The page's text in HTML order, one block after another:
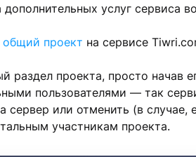
услуг сервиса
общий проект на сервисе
раздел проекта, просто начав
пользователями — так
сервер или отменить (в
участникам проекта.